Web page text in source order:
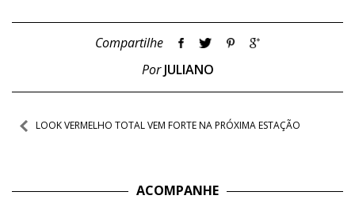
Compartilhe
PorJULIANO
Navegação
LOOK VERMELHO TOTAL VEM FORTE NA PRÓXIMA ESTAÇÃO
ACOMPANHE